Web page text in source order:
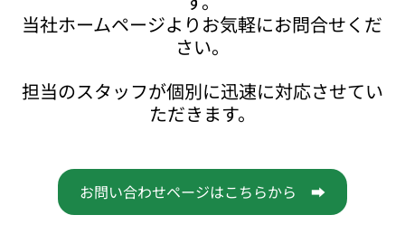
当社ホームページよりお気軽にお問合せくだ
さい。
担当のスタッフが個別に迅速に対応させてい
ただきます。
お問い合わせページはこちらから ➡